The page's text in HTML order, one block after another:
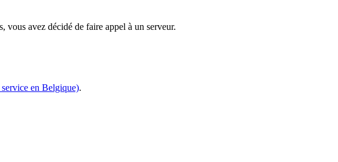
vous avez décidé de faire appel à un serveur.
service en Belgique).